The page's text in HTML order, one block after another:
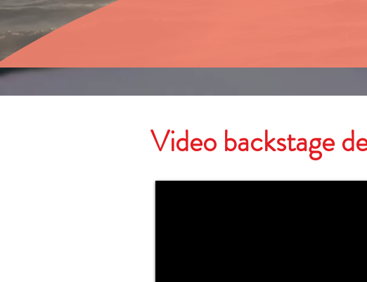
Video backstage